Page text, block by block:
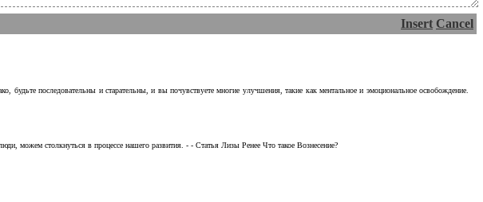
Insert Cancel
последовательны и старательны, и вы почувствуете многие улучшения, такие как ментальное и эмоциональное освобождение.
можем столкнуться в процессе нашего развития. - - Статья Лизы Ренее Что такое Вознесение?